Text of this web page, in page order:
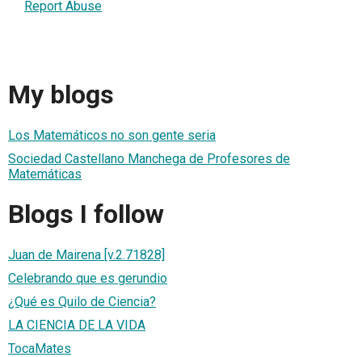
Report Abuse
My blogs
Los Matemáticos no son gente seria
Sociedad Castellano Manchega de Profesores de
Matemáticas
Blogs I follow
Juan de Mairena [v.2.71828]
Celebrando que es gerundio
¿Qué es Quilo de Ciencia?
LA CIENCIA DE LA VIDA
TocaMates